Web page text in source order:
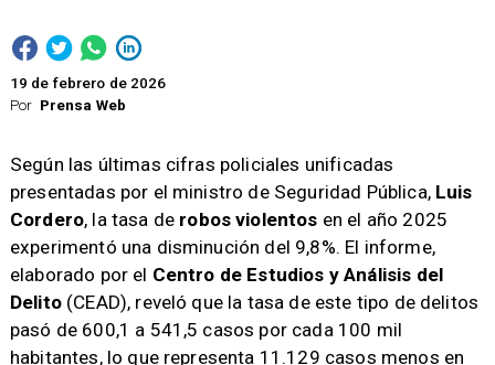
Por Prensa Web
19 de febrero de 2026
Según las últimas cifras policiales unificadas
presentadas por el ministro de Seguridad Pública, Luis
Cordero, la tasa de robos violentos en el año 2025
experimentó una disminución del 9,8%. El informe,
elaborado por el Centro de Estudios y Análisis del
Delito(CEAD), reveló que la tasa de este tipo de delitos
pasó de 600,1 a 541,5 casos por cada 100 mil
habitantes, lo que representa 11.129 casos menos en